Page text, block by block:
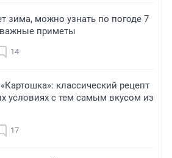
зима, можно узнать по погоде 7
важные приметы
14
классический рецепт
условиях с тем самым вкусом из
17